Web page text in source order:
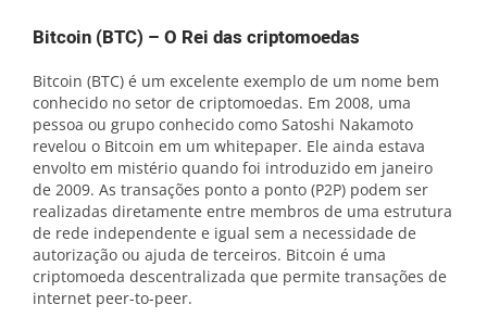
Bitcoin (BTC) – O Rei das criptomoedas
Bitcoin (BTC) é um excelente exemplo de um nome bem
conhecido no setor de criptomoedas. Em 2008, uma
pessoa ou grupo conhecido como Satoshi Nakamoto
revelou o Bitcoin em um whitepaper. Ele ainda estava
envolto em mistério quando foi introduzido em janeiro
de 2009. As transações ponto a ponto (P2P) podem ser
realizadas diretamente entre membros de uma estrutura
de rede independente e igual sem a necessidade de
autorização ou ajuda de terceiros. Bitcoin é uma
criptomoeda descentralizada que permite transações de
internet peer-to-peer.